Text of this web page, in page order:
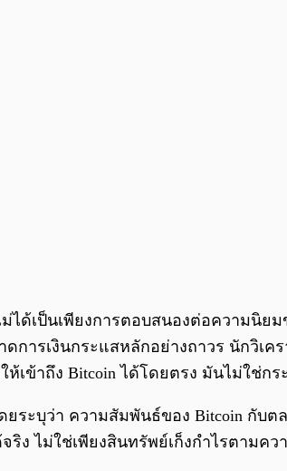
ได้เป็นเพียงการตอบสนองต่อความนิย
รเงินกระแสหลักอย่างถาวร นักวิเครา
เข้าถึง Bitcoin ได้โดยตรง มันไม่ใช่
ระบุว่า ความสัมพันธ์ของ Bitcoin กับ
ริง ไม่ใช่เพียงสินทรัพย์เก็งกำไรตามคว